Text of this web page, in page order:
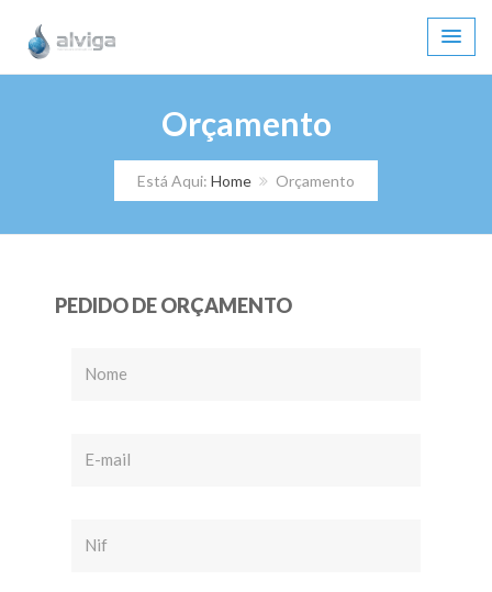
Orçamento
Está Aqui: Home Orçamento
PEDIDO DE ORÇAMENTO